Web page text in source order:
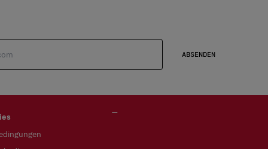
ABSENDEN